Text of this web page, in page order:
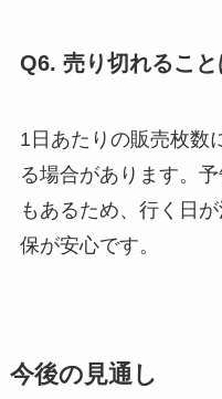
Q6. 売り切れるこ
1日あたりの販売枚数
る場合があります。
もあるため、行く日
保が安心です。
今後の見通し